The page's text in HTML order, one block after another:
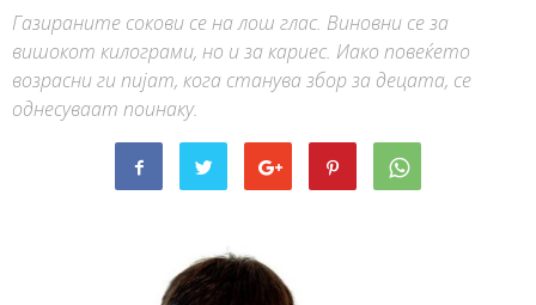
Газираните сокови се на лош глас. Виновни се за
вишокот килограми, но и за кариес. Иако повеќето
возрасни ги пијат, кога станува збор за децата, се
однесуваат поинаку.